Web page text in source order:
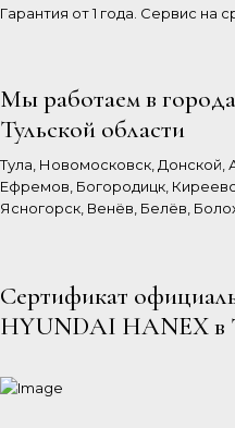
Гарантия от 1 года. Сервис на
Мы работаем в
Тульской области
Тула, Новомосковск, Донской,
Ефремов, Богородицк,
Ясногорск, Венёв, Белёв,
Сертификат
HYUNDAI HANEX в